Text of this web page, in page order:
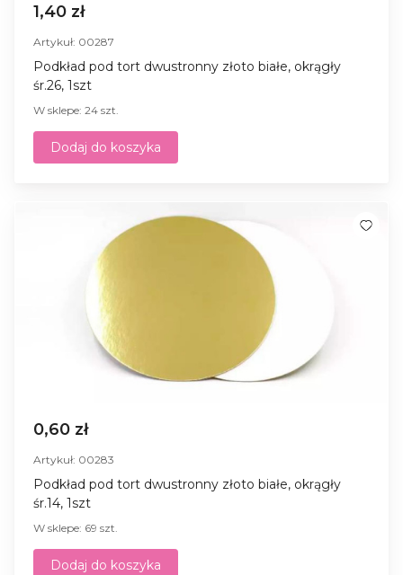
1,40 zł
Artykuł: 00287
Podkład pod tort dwustronny złoto białe, okrągły
śr.26, 1szt
W sklepe: 24 szt.
Dodaj do koszyka
0,60 zł
Artykuł: 00283
Podkład pod tort dwustronny złoto białe, okrągły
śr.14, 1szt
W sklepe: 69 szt.
Dodaj do koszyka